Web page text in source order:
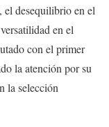
el desequilibrio en el
en el
con el primer
la atención por su
la selección